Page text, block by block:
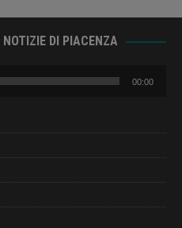
DI PIACENZA
00:00